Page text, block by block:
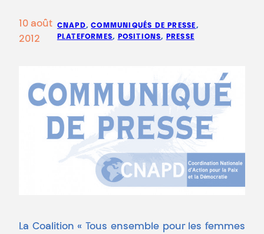
10 août
2012
CNAPD, COMMUNIQUÉS DE PRESSE
PLATEFORMES, POSITIONS, PRESSE
La Coalition « Tous ensemble pour les femmes